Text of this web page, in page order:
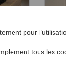
pour
tous les